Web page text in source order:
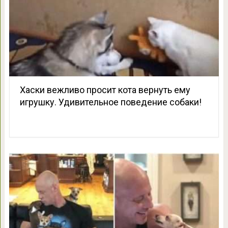
Хаски вежливо просит кота вернуть ему
игрушку. Удивительное поведение собаки!